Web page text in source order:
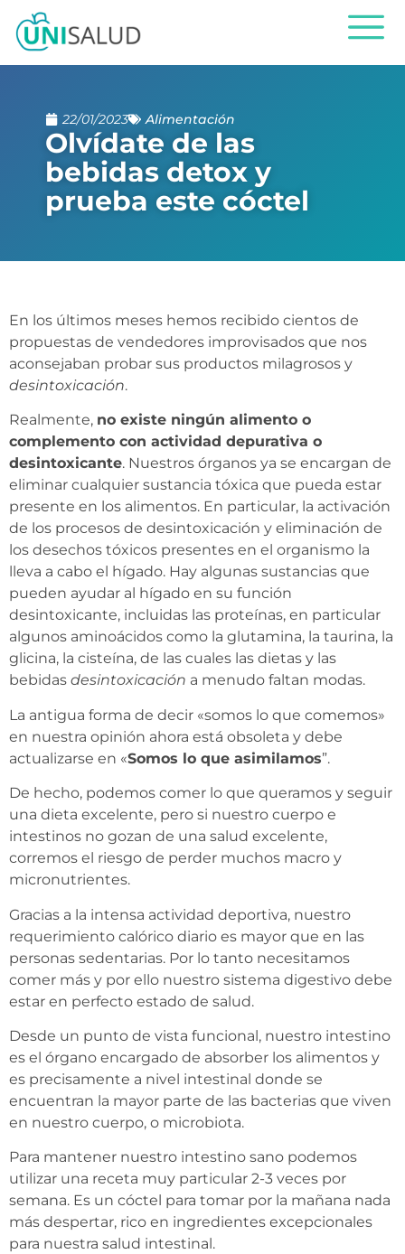
22/01/2023 Alimentación
Olvídate de las
bebidas detox y
prueba este cóctel
En los últimos meses hemos recibido cientos de
propuestas de vendedores improvisados ​​que nos
aconsejaban probar sus productos milagrosos y
desintoxicación.
Realmente, no existe ningún alimento o
complemento con actividad depurativa o
desintoxicante. Nuestros órganos ya se encargan de
eliminar cualquier sustancia tóxica que pueda estar
presente en los alimentos. En particular, la activación
de los procesos de desintoxicación y eliminación de
los desechos tóxicos presentes en el organismo la
lleva a cabo el hígado. Hay algunas sustancias que
pueden ayudar al hígado en su función
desintoxicante, incluidas las proteínas, en particular
algunos aminoácidos como la glutamina, la taurina, la
glicina, la cisteína, de las cuales las dietas y las
bebidas desintoxicación a menudo faltan modas.
La antigua forma de decir «somos lo que comemos»
en nuestra opinión ahora está obsoleta y debe
actualizarse en «Somos lo que asimilamos”.
De hecho, podemos comer lo que queramos y seguir
una dieta excelente, pero si nuestro cuerpo e
intestinos no gozan de una salud excelente,
corremos el riesgo de perder muchos macro y
micronutrientes.
Gracias a la intensa actividad deportiva, nuestro
requerimiento calórico diario es mayor que en las
personas sedentarias. Por lo tanto necesitamos
comer más y por ello nuestro sistema digestivo debe
estar en perfecto estado de salud.
Desde un punto de vista funcional, nuestro intestino
es el órgano encargado de absorber los alimentos y
es precisamente a nivel intestinal donde se
encuentran la mayor parte de las bacterias que viven
en nuestro cuerpo, o microbiota.
Para mantener nuestro intestino sano podemos
utilizar una receta muy particular 2-3 veces por
semana. Es un cóctel para tomar por la mañana nada
más despertar, rico en ingredientes excepcionales
para nuestra salud intestinal.